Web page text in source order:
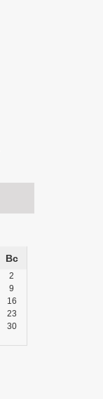
Вс
2
9
16
23
30